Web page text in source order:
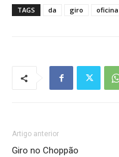
TAGS da giro oficina
Artigo anterior
Giro no Choppão